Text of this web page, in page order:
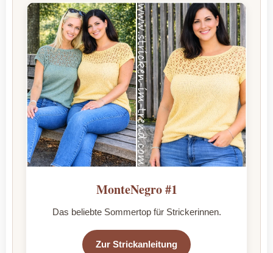
MonteNegro #1
Das beliebte Sommertop für Strickerinnen.
Zur Strickanleitung